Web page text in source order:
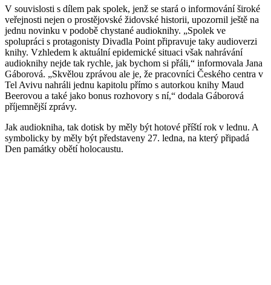
V souvislosti s dílem pak spolek, jenž se stará o informování široké
veřejnosti nejen o prostějovské židovské historii, upozornil ještě na
jednu novinku v podobě chystané audioknihy. „Spolek ve
spolupráci s protagonisty Divadla Point připravuje taky audioverzi
knihy. Vzhledem k aktuální epidemické situaci však nahrávání
audioknihy nejde tak rychle, jak bychom si přáli,“ informovala Jana
Gáborová. „Skvělou zprávou ale je, že pracovníci Českého centra v
Tel Avivu nahráli jednu kapitolu přímo s autorkou knihy Maud
Beerovou a také jako bonus rozhovory s ní,“ dodala Gáborová
příjemnější zprávy.
Jak audiokniha, tak dotisk by měly být hotové příští rok v lednu. A
symbolicky by měly být představeny 27. ledna, na který připadá
Den památky obětí holocaustu.